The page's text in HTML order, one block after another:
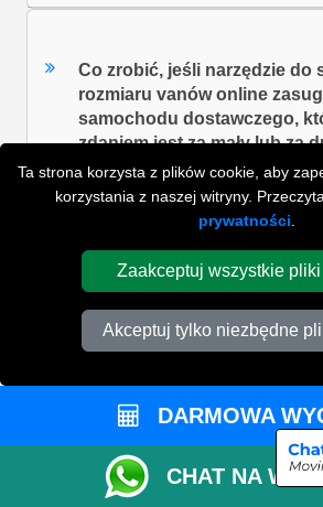
Ta strona korzysta z plików cookie, aby
korzystania z naszej witryny.
prywatności
Zaakceptuj wszystkie
Akceptuj tylko niezbędne
Co zrobić, jeśli narzędzie do
rozmiaru vanów online
samochodu dostawczego,
zdaniem jest za mały lub za
ZOBACZ WSZYSTKIE
WYSZUKAJ W NAJCZĘŚCIEJ
PYTANIACH
ZACZNIJ WPISYWAĆ SWOJE PYTANIE I
PONIŻSZYCH WYNIKÓW
DARMOWA
CHAT NA